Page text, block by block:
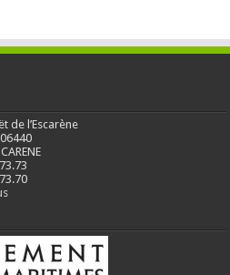
de l’Escarène